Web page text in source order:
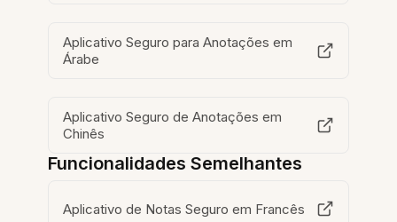
Aplicativo Seguro para Anotações em
Árabe
Aplicativo Seguro de Anotações em
Chinês
Funcionalidades Semelhantes
Aplicativo de Notas Seguro em Francês